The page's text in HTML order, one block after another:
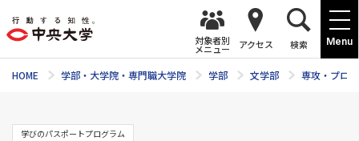
Menu
対象者別
メニュー アクセス 検索
HOME 学部・大学院・専門職大学院 学部 文学部 専攻・プロ
学びのパスポートプログラム